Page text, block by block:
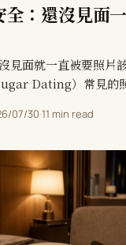
：還沒見面
見面就一直被要照片
Dating）常見的
、私密照拒絕與見面前
07/30·11 min read